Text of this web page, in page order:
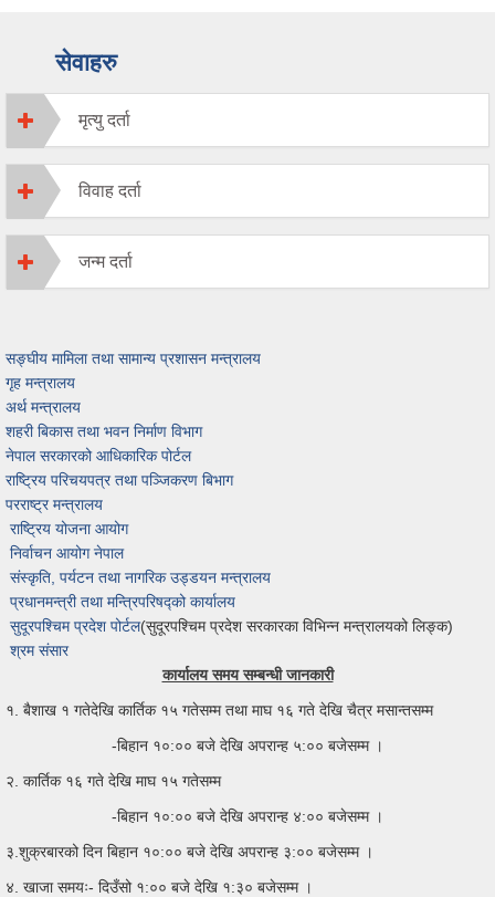
सेवाहरु
मृत्यु दर्ता
विवाह दर्ता
जन्म दर्ता
सङ्घीय मामिला तथा सामान्य प्रशासन मन्त्रालय
गृह मन्त्रालय
अर्थ मन्त्रालय
शहरी बिकास तथा भवन निर्माण विभाग
नेपाल सरकारको आधिकारिक पोर्टल
राष्ट्रिय परिचयपत्र तथा पञ्जिकरण बिभाग
परराष्ट्र मन्त्रालय
राष्ट्रिय योजना आयोग
निर्वाचन आयोग नेपाल
संस्कृति, पर्यटन तथा नागरिक उड्डयन मन्त्रालय
प्रधानमन्त्री तथा मन्त्रिपरिषद्को कार्यालय
सुदूरपश्चिम प्रदेश पोर्टल(सुदूरपश्चिम प्रदेश सरकारका विभिन्न मन्त्रालयको लिङ्क)
श्रम संसार
कार्यालय समय सम्बन्धी जानकारी
१. बैशाख १ गतेदेखि कार्तिक १५ गतेसम्म तथा माघ १६ गते देखि चैत्र मसान्तसम्म
-बिहान १०:०० बजे देखि अपरान्ह ५:०० बजेसम्म ।
२. कार्तिक १६ गते देखि माघ १५ गतेसम्म
-बिहान १०:०० बजे देखि अपरान्ह ४:०० बजेसम्म ।
३.शुक्रबारको दिन बिहान १०:०० बजे देखि अपरान्ह ३:०० बजेसम्म ।
४. खाजा समयः- दिउँसो १:०० बजे देखि १:३० बजेसम्म ।